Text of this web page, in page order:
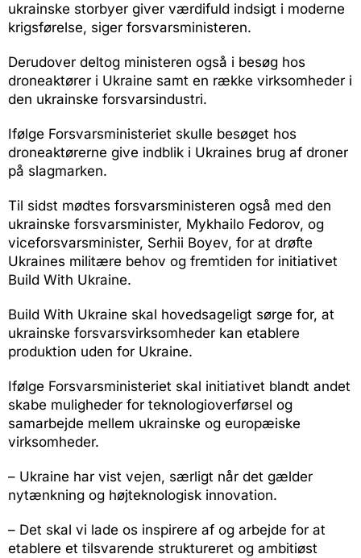
ukrainske storbyer giver værdifuld indsigt i moderne
krigsførelse, siger forsvarsministeren.
Derudover deltog ministeren også i besøg hos
droneaktører i Ukraine samt en række virksomheder i
den ukrainske forsvarsindustri.
Ifølge Forsvarsministeriet skulle besøget hos
droneaktørerne give indblik i Ukraines brug af droner
på slagmarken.
Til sidst mødtes forsvarsministeren også med den
ukrainske forsvarsminister, Mykhailo Fedorov, og
viceforsvarsminister, Serhii Boyev, for at drøfte
Ukraines militære behov og fremtiden for initiativet
Build With Ukraine.
Build With Ukraine skal hovedsageligt sørge for, at
ukrainske forsvarsvirksomheder kan etablere
produktion uden for Ukraine.
Ifølge Forsvarsministeriet skal initiativet blandt andet
skabe muligheder for teknologioverførsel og
samarbejde mellem ukrainske og europæiske
virksomheder.
– Ukraine har vist vejen, særligt når det gælder
nytænkning og højteknologisk innovation.
– Det skal vi lade os inspirere af og arbejde for at
etablere et tilsvarende struktureret og ambitiøst